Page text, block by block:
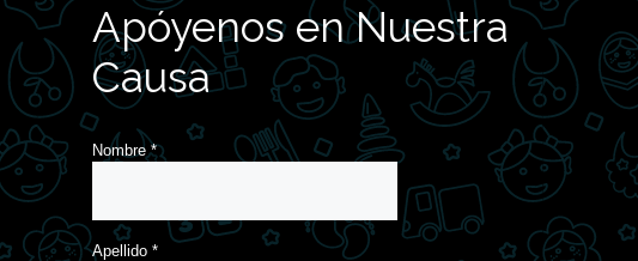
Apóyenos en Nuestra
Causa
Nombre*
Apellido *